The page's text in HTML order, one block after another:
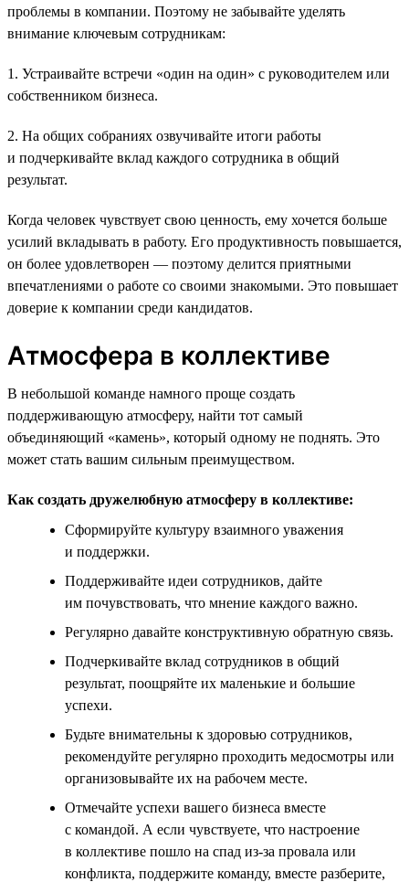
проблемы в компании. Поэтому не забывайте уделять
внимание ключевым сотрудникам:
1. Устраивайте встречи «один на один» с руководителем или
собственником бизнеса.
2. На общих собраниях озвучивайте итоги работы
и подчеркивайте вклад каждого сотрудника в общий
результат.
Когда человек чувствует свою ценность, ему хочется больше
усилий вкладывать в работу. Его продуктивность повышается,
он более удовлетворен — поэтому делится приятными
впечатлениями о работе со своими знакомыми. Это повышает
доверие к компании среди кандидатов.
Атмосфера в коллективе
В небольшой команде намного проще создать
поддерживающую атмосферу, найти тот самый
объединяющий «камень», который одному не поднять. Это
может стать вашим сильным преимуществом.
Как создать дружелюбную атмосферу в коллективе:
Сформируйте культуру взаимного уважения
и поддержки.
Поддерживайте идеи сотрудников, дайте
им почувствовать, что мнение каждого важно.
Регулярно давайте конструктивную обратную связь.
Подчеркивайте вклад сотрудников в общий
результат, поощряйте их маленькие и большие
успехи.
Будьте внимательны к здоровью сотрудников,
рекомендуйте регулярно проходить медосмотры или
организовывайте их на рабочем месте.
Отмечайте успехи вашего бизнеса вместе
с командой. А если чувствуете, что настроение
в коллективе пошло на спад из-за провала или
конфликта, поддержите команду, вместе разберите,